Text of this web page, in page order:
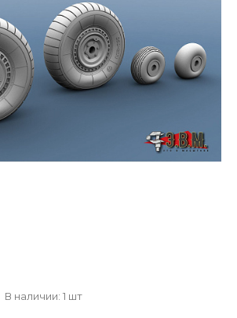
В наличии: 1 шт